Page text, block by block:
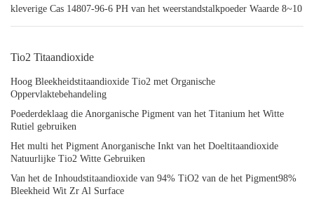
kleverige Cas 14807-96-6 PH van het weerstandstalkpoeder Waarde 8~10
Tio2 Titaandioxide
Hoog Bleekheidstitaandioxide Tio2 met Organische
Oppervlaktebehandeling
Poederdeklaag die Anorganische Pigment van het Titanium het Witte
Rutiel gebruiken
Het multi het Pigment Anorganische Inkt van het Doeltitaandioxide
Natuurlijke Tio2 Witte Gebruiken
Van het de Inhoudstitaandioxide van 94% TiO2 van de het Pigment98%
Bleekheid Wit Zr Al Surface